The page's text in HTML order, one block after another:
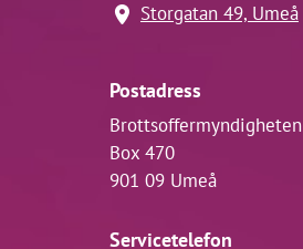
Storgatan 49, Umeå
Postadress
Brottsoffermyndigheten
Box 470
901 09 Umeå
Servicetelefon